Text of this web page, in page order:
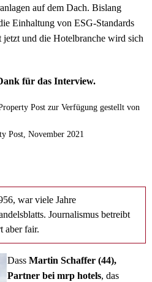
auf dem Dach. Bislang
Einhaltung von ESG-Standards
und die Hotelbranche wird sich
für das Interview.
Post zur Verfügung gestellt von
Post, November 2021
war viele Jahre
Journalismus betreibt
aber fair.
Dass Martin Schaffer (44),
Partner bei mrp hotels, das